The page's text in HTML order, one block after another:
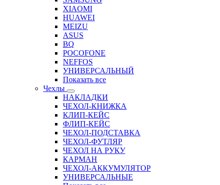
XIAOMI
HUAWEI
MEIZU
ASUS
BQ
POCOFONE
NEFFOS
УНИВЕРСАЛЬНЫЙ
Показать все
Чехлы
НАКЛАДКИ
ЧЕХОЛ-КНИЖКА
КЛИП-КЕЙС
ФЛИП-КЕЙС
ЧЕХОЛ-ПОДСТАВКА
ЧЕХОЛ-ФУТЛЯР
ЧЕХОЛ НА РУКУ
КАРМАН
ЧЕХОЛ-АККУМУЛЯТОР
УНИВЕРСАЛЬНЫЕ